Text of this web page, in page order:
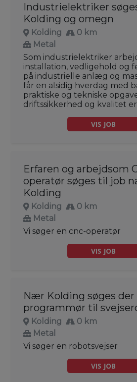
Industrielektriker
Kolding og omegn
Kolding
0 km
Metal
Som industrielektriker
installation, vedligehold og
på industrielle anlæg og
får en alsidig hverdag med
praktiske og tekniske
driftssikkerhed og kvalitet er
VIS JOB
Erfaren og arbejdsom
operatør søges til job
Kolding
Kolding
0 km
Metal
Vi søger en cnc-operatør
VIS JOB
Nær Kolding søges der
programmør til
Kolding
0 km
Metal
Vi søger en robotsvejser
VIS JOB